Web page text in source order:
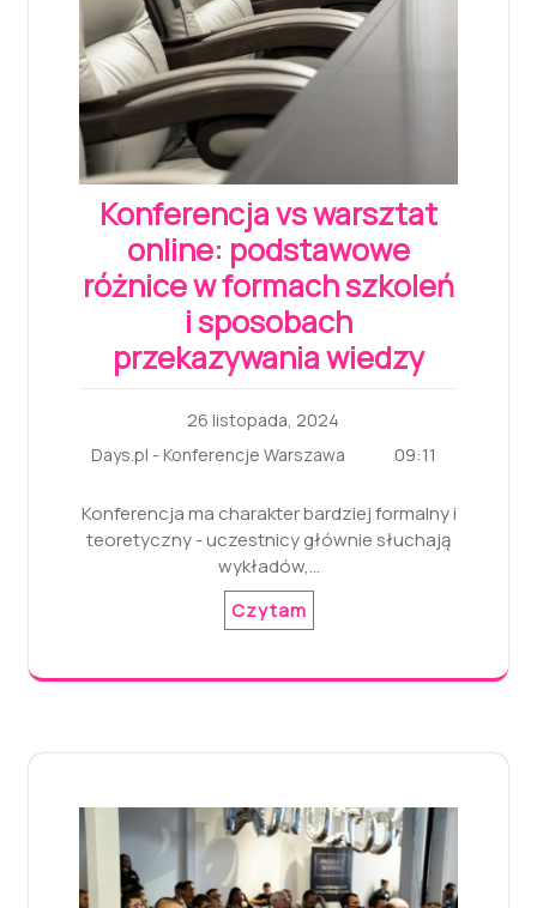
Konferencja vs warsztat
online: podstawowe
różnice w formach szkoleń
i sposobach
przekazywania wiedzy
26 listopada, 2024
Days.pl - Konferencje Warszawa
09:11
Konferencja ma charakter bardziej formalny i
teoretyczny - uczestnicy głównie słuchają
wykładów,…
Czytam